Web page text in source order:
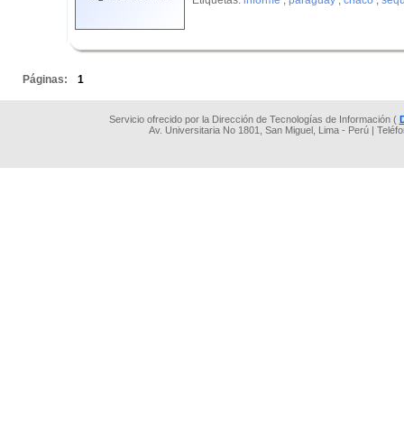
Páginas: 1
Servicio ofrecido por la Dirección de Tecnologías de Información (
Av. Universitaria No 1801, San Miguel, Lima - Perú |